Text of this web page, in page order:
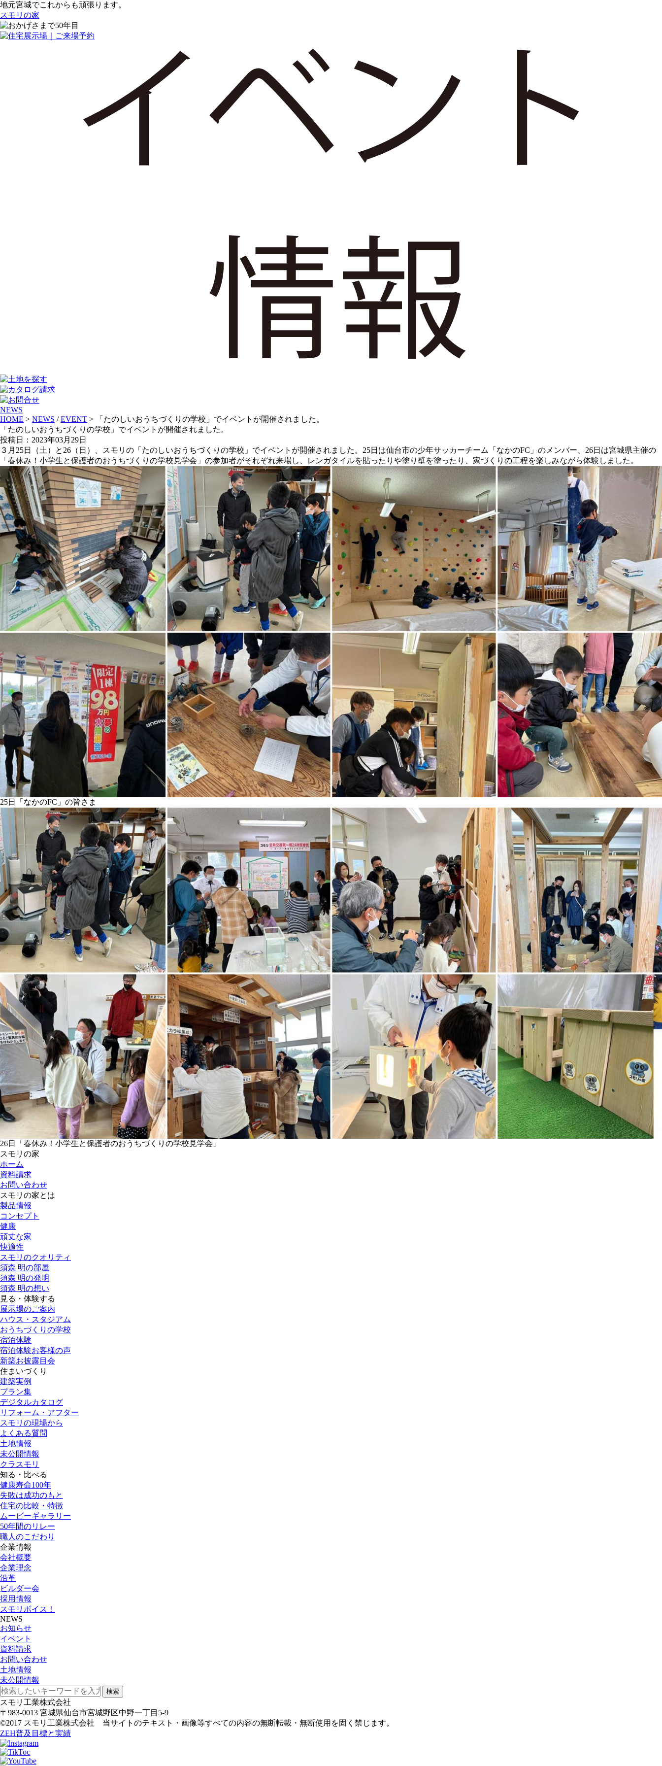
地元宮城でこれからも頑張ります。
スモリの家
NEWS
HOME > NEWS /EVENT > 「たのしいおうちづくりの学校」でイベントが開催されました。
「たのしいおうちづくりの学校」でイベントが開催されました。
投稿日：2023年03月29日
３月25日（土）と26（日）、スモリの「たのしいおうちづくりの学校」でイベントが開催されました。25日は仙台市の少年サッカーチーム「なかのFC」のメンバー、26日は宮城県主催の
「春休み！小学生と保護者のおうちづくりの学校見学会」の参加者がそれぞれ来場し、レンガタイルを貼ったりや塗り壁を塗ったり、家づくりの工程を楽しみながら体験しました。
25日「なかのFC」の皆さま
26日「春休み！小学生と保護者のおうちづくりの学校見学会」
スモリの家
ホーム
資料請求
お問い合わせ
スモリの家とは
製品情報
コンセプト
健康
頑丈な家
快適性
スモリのクオリティ
須森 明の部屋
須森 明の発明
須森 明の想い
見る・体験する
展示場のご案内
ハウス・スタジアム
おうちづくりの学校
宿泊体験
宿泊体験お客様の声
新築お披露目会
住まいづくり
建築実例
プラン集
デジタルカタログ
リフォーム・アフター
スモリの現場から
よくある質問
土地情報
未公開情報
クラスモリ
知る・比べる
健康寿命100年
失敗は成功のもと
住宅の比較・特徴
ムービーギャラリー
50年間のリレー
職人のこだわり
企業情報
会社概要
企業理念
沿革
ビルダー会
採用情報
スモリボイス！
NEWS
お知らせ
イベント
資料請求
お問い合わせ
土地情報
未公開情報
検索
スモリ工業株式会社
〒983-0013 宮城県仙台市宮城野区中野一丁目5-9
©2017 スモリ工業株式会社 当サイトのテキスト・画像等すべての内容の無断転載・無断使用を固く禁じます。
ZEH普及目標と実績